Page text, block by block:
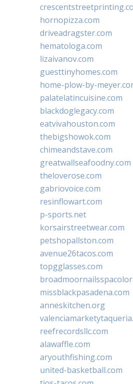
hornopizza.com
driveadragster.com
hematologa.com
lizaivanov.com
guesttinyhomes.com
home-plow-by-
palatelatincuisine.com
blackdoglegacy.com
eatvivahouston.com
thebigshowok.com
chimeandstave.com
greatwallseafoodny.com
theloverose.com
gabriovoice.com
resinflowart.com
p-sports.net
korsairstreetwear.com
petshopallston.com
avenue26tacos.com
topgglasses.com
missblackpasadena.com
anneskitchen.org
reefrecordsllc.com
alawaffle.com
aryouthfishing.com
united-basketball.com